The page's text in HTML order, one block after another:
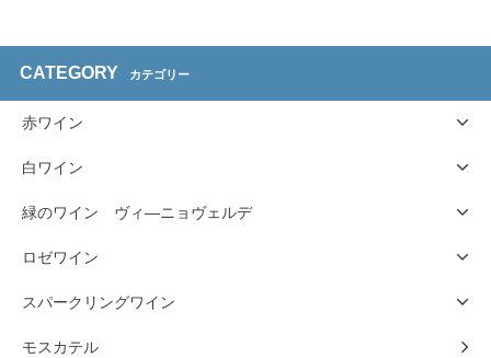
CATEGORY カテゴリー
赤ワイン
白ワイン
緑のワイン ヴィ―ニョヴェルデ
ロゼワイン
スパークリングワイン
モスカテル